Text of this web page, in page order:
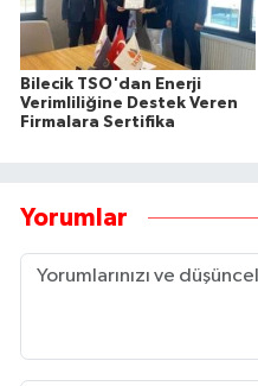
Bilecik TSO'dan Enerji
Verimliliğine Destek Veren
Firmalara Sertifika
Yorumlar